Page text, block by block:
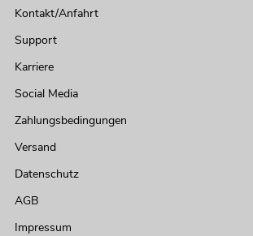
Kontakt/Anfahrt
Support
Karriere
Social Media
Zahlungsbedingungen
Versand
Datenschutz
AGB
Impressum